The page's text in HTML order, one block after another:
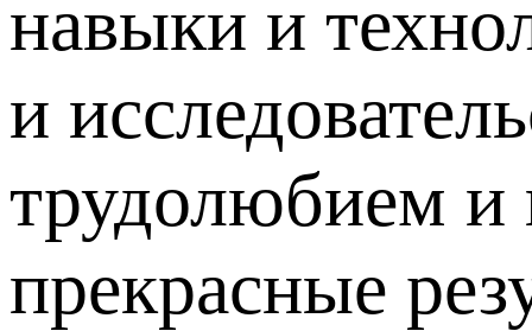
навыки и
и
трудолюбием и
прекрасные